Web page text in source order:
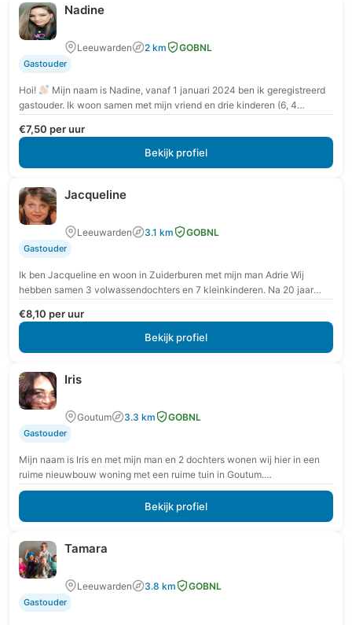
Nadine
Leeuwarden 2 km GOBNL
Gastouder
Hoi!
Mijn naam is Nadine, vanaf 1 januari 2024 ben ik geregistreerd
gastouder. Ik woon samen met mijn vriend en drie kinderen (6, 4…
€7,50 per uur
Bekijk profiel
Jacqueline
Leeuwarden 3.1 km GOBNL
Gastouder
Ik ben Jacqueline en woon in Zuiderburen met mijn man Adrie Wij
hebben samen 3 volwassendochters en 7 kleinkinderen. Na 20 jaar
€8,10 per uur
Bekijk profiel
Iris
Goutum 3.3 km GOBNL
Gastouder
Mijn naam is Iris en met mijn man en 2 dochters wonen wij hier in een
ruime nieuwbouw woning met een ruime tuin in Goutum.…
Bekijk profiel
Tamara
Leeuwarden 3.8 km GOBNL
Gastouder